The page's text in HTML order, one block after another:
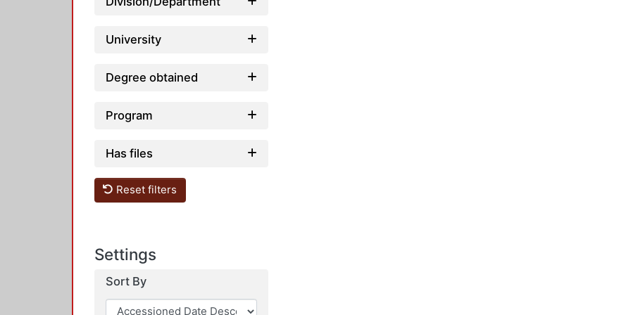
University
Degree obtained
Program
Has files
Reset filters
Settings
Sort By